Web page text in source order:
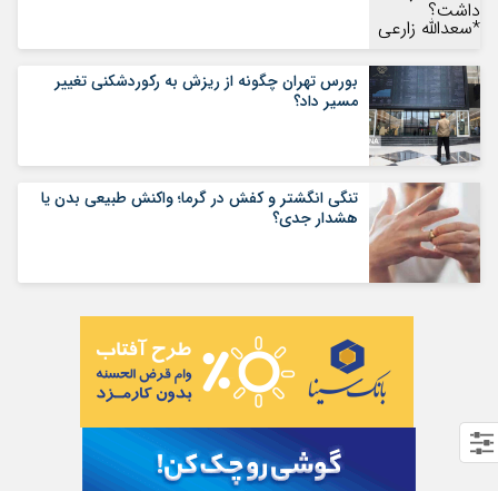
بورس تهران چگونه از ریزش به رکوردشکنی تغییر
مسیر داد؟
تنگی انگشتر و کفش در گرما؛ واکنش طبیعی بدن یا
هشدار جدی؟